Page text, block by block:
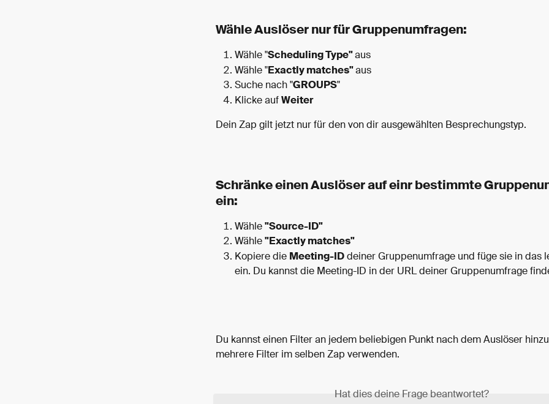
Wähle Auslöser nur für Gruppenumfragen:
Wähle "Scheduling Type" aus
Wähle "Exactly matches" aus
Suche nach "GROUPS"
Klicke auf Weiter
Dein Zap gilt jetzt nur für den von dir ausgewählten Besprechungstyp.
Schränke einen Auslöser auf einr bestimmte
ein:
Wähle "Source-ID"
Wähle "Exactly matches"
Kopiere die Meeting-ID deiner Gruppenumfrage und füge sie in das
ein. Du kannst die Meeting-ID in der URL deiner Gruppenumfrage
Du kannst einen Filter an jedem beliebigen Punkt nach dem Auslöser
mehrere Filter im selben Zap verwenden.
Hat dies deine Frage beantwortet?